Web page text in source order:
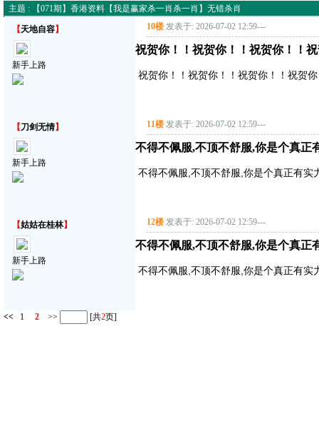
主题 : 【071期】香港资料【我是赢家杀一肖杀一肖】无错杀肖
【天地自容】
新手上路
10楼 发表于: 2026-07-02 12:59---
祝贺你！！祝贺你！！祝贺你！！
祝贺你！！祝贺你！！祝贺你！！祝贺
【刀剑无情】
新手上路
11楼 发表于: 2026-07-02 12:59---
不得不佩服,不顶不舒服,你是个真正
不得不佩服,不顶不舒服,你是个真正有实
【姑姑在桂林】
新手上路
12楼 发表于: 2026-07-02 12:59---
不得不佩服,不顶不舒服,你是个真正
不得不佩服,不顶不舒服,你是个真正有实
<< 1 2 >> [共2页]